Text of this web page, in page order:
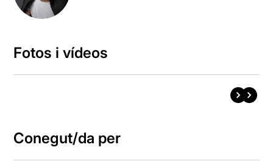
Fotos i vídeos
Conegut/da per